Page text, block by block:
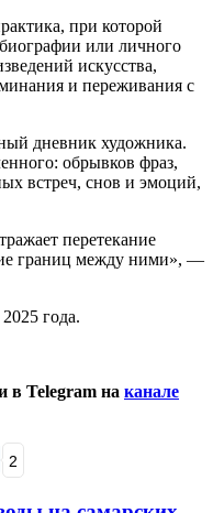
при которой
или личного
искусства,
и переживания с
дневник художника.
обрывков фраз,
встреч, снов и эмоций,
перетекание
границ между ними», —
года.
в Telegram на канале
2